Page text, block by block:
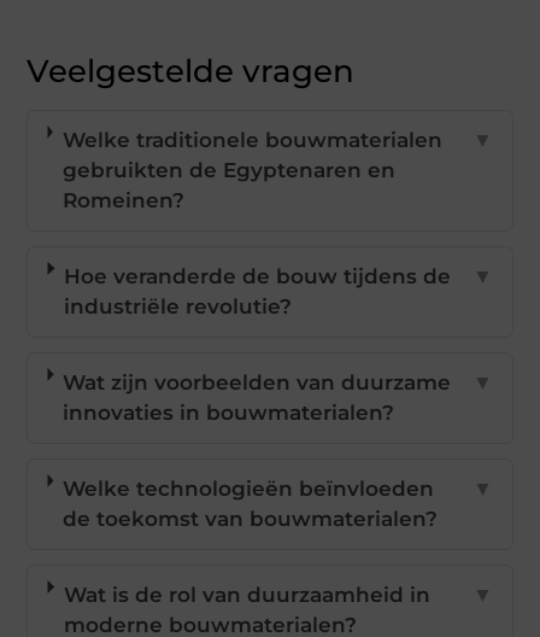
Veelgestelde vragen
Welke traditionele bouwmaterialen
gebruikten de Egyptenaren en
Romeinen?
▼
Hoe veranderde de bouw tijdens de
industriële revolutie?
▼
Wat zijn voorbeelden van duurzame
innovaties in bouwmaterialen?
▼
Welke technologieën beïnvloeden
de toekomst van bouwmaterialen?
▼
Wat is de rol van duurzaamheid in
moderne bouwmaterialen?
▼